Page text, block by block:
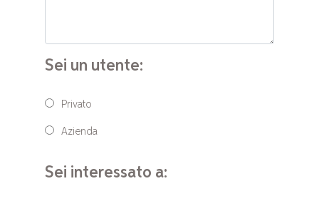
Sei un utente:
Privato
Azienda
Sei interessato a: